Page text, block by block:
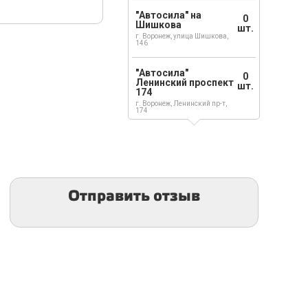
"Автосила" на
Шишкова
г. Воронеж, улица Шишкова,
146
0
шт.
"Автосила"
Ленинский проспект
174
г. Воронеж, Ленинский пр-т,
174
0
шт.
Отправить отзыв